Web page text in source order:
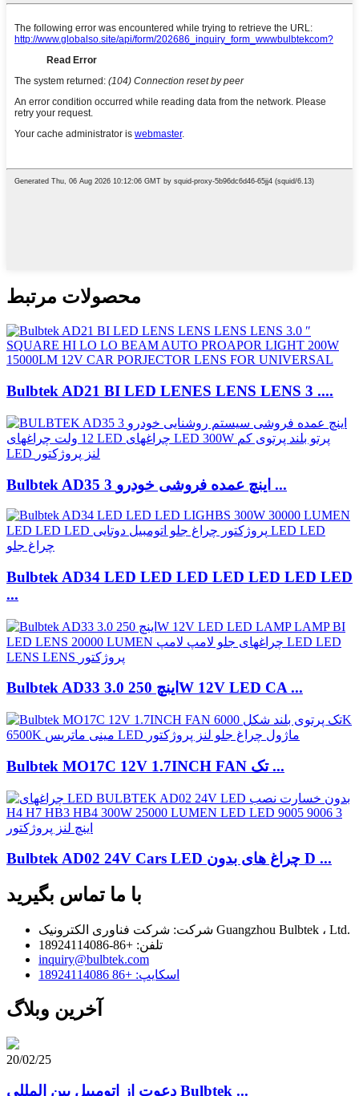
محصولات مرتبط
Bulbtek AD21 BI LED LENES LENS LENS 3 ....
Bulbtek AD35 3 اینچ عمده فروشی خودرو ...
Bulbtek AD34 LED LED LED LED LED LED LED
...
Bulbtek AD33 3.0 اینچ 250W 12V LED CA ...
Bulbtek MO17C 12V 1.7INCH FAN تک ...
Bulbtek AD02 24V Cars LED چراغ های بدون D ...
با ما تماس بگیرید
شرکت: شرکت فناوری الکترونیک Guangzhou Bulbtek ، Ltd.
تلفن: +86-18924114086
inquiry@bulbtek.com
اسکایپ: +86 18924114086
آخرین وبلاگ
20/02/25
دعوت از اتومبیل بین المللی Bulbtek ...